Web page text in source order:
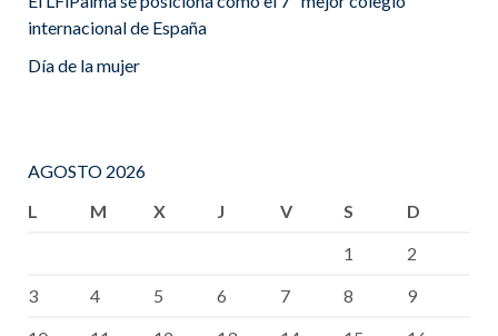
internacional de España
Día de la mujer
AGOSTO 2026
L
M X J V S
D
1
2
3
4 5 6 7 8
9